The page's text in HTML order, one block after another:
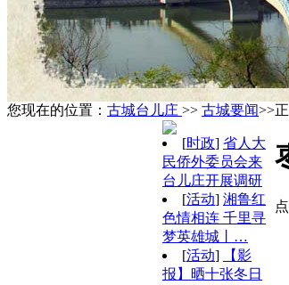
您现在的位置： 古城台儿庄 >> 古城要闻>>
[时政] 省人大
民侨外委员会来
台儿庄开展调研
[活动] 湘鲁红
色情相连 千里寻
梦英雄城丨…
[活动]
【影
报】晒十张冬日